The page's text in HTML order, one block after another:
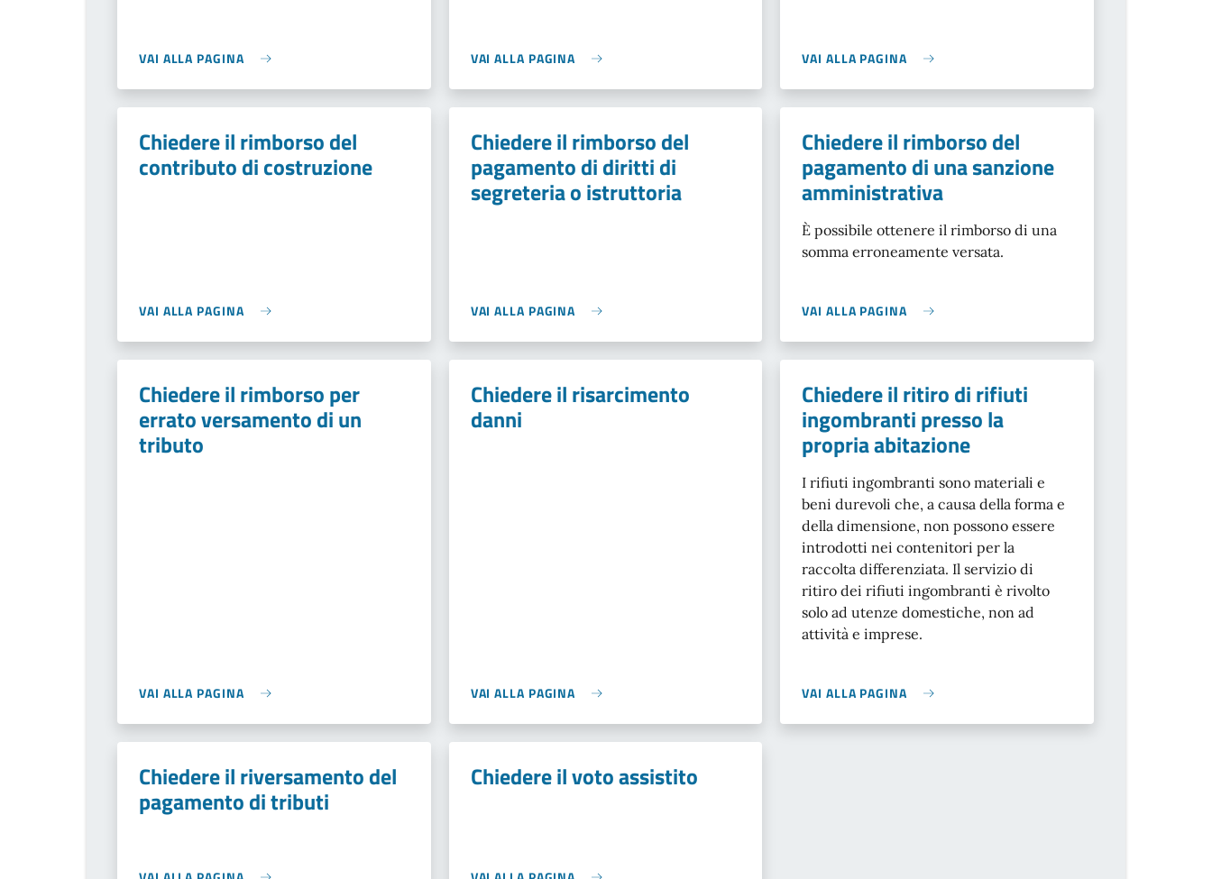
VAI ALLA PAGINA VAI ALLA PAGINA VAI ALLA PAGINA
Chiedere il rimborso del
contributo di costruzione
VAI ALLA PAGINA
Chiedere il rimborso del
pagamento di diritti di
segreteria o istruttoria
VAI ALLA PAGINA
Chiedere il rimborso del
pagamento di una sanzione
amministrativa
È possibile ottenere il rimborso di una
somma erroneamente versata.
VAI ALLA PAGINA
Chiedere il rimborso per
errato versamento di un
tributo
VAI ALLA PAGINA
Chiedere il risarcimento
danni
VAI ALLA PAGINA
Chiedere il ritiro di rifiuti
ingombranti presso la
propria abitazione
I rifiuti ingombranti sono materiali e
beni durevoli che, a causa della forma e
della dimensione, non possono essere
introdotti nei contenitori per la
raccolta differenziata. Il servizio di
ritiro dei rifiuti ingombranti è rivolto
solo ad utenze domestiche, non ad
attività e imprese.
VAI ALLA PAGINA
Chiedere il riversamento del
pagamento di tributi
Chiedere il voto assistito